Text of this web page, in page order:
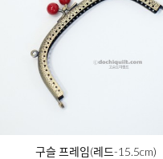
구슬 프레임(레드-15.5cm)